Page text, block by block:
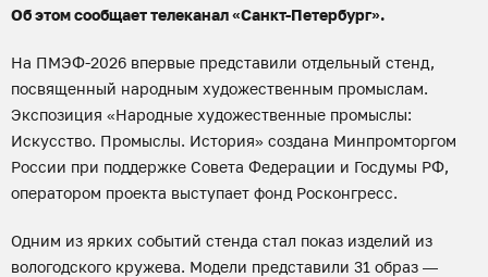
Об этом сообщает телеканал «Санкт-Петербург».
На ПМЭФ-2026 впервые представили отдельный стенд,
посвященный народным художественным промыслам.
Экспозиция «Народные художественные промыслы:
Искусство. Промыслы. История» создана Минпромторгом
России при поддержке Совета Федерации и Госдумы РФ,
оператором проекта выступает фонд Росконгресс.
Одним из ярких событий стенда стал показ изделий из
вологодского кружева. Модели представили 31 образ —